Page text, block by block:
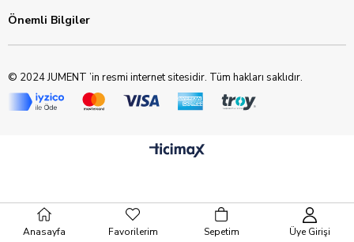
Önemli Bilgiler
© 2024 JUMENT ’in resmi internet sitesidir. Tüm hakları saklıdır.
Anasayfa Favorilerim Sepetim Üye Girişi